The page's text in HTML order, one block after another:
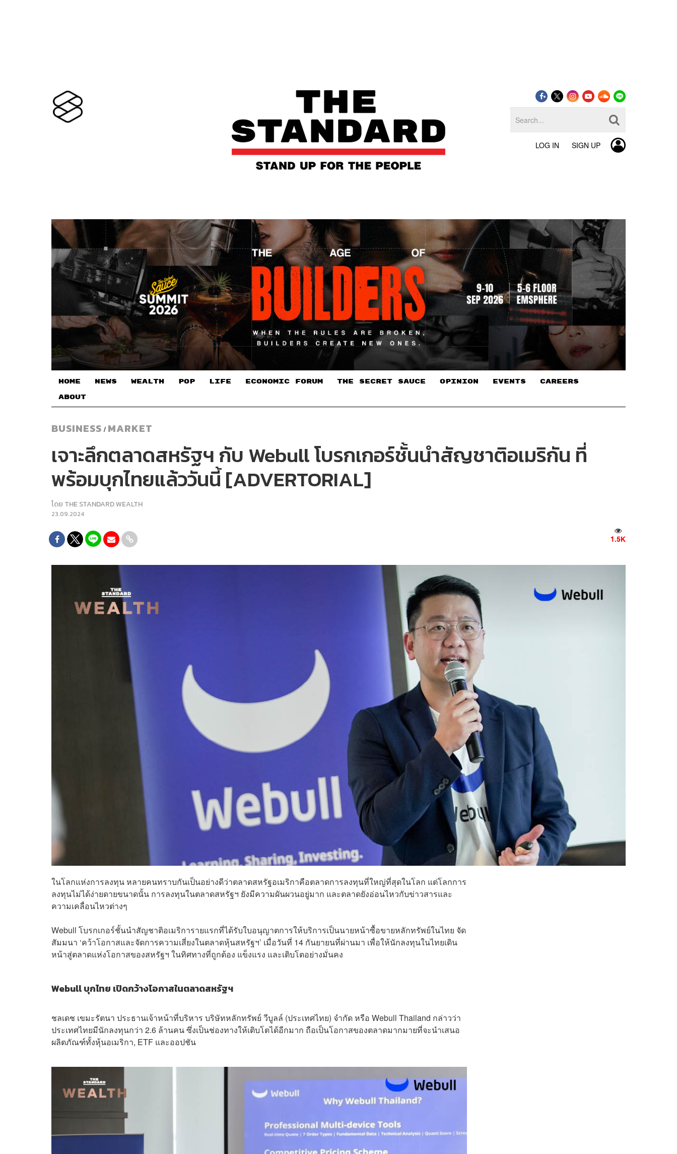
LOG IN SIGN UP
HOME NEWS WEALTH POP LIFE ECONOMIC FORUM THE SECRET SAUCE​ OPINION EVENTS CAREERS
ABOUT
BUSINESS / MARKET
เจาะลึกตลาดสหรัฐฯ กับ Webull โบรกเกอร์ชั้นนำสัญชาติอเมริกัน ที่
พร้อมบุกไทยแล้ววันนี้ [ADVERTORIAL]
โดย THE STANDARD WEALTH
23.09.2024
1.5K
ในโลกแห่งการลงทุน หลายคนทราบกันเป็นอย่างดีว่าตลาดสหรัฐอเมริกาคือตลาดการลงทุนที่ใหญ่ที่สุดในโลก แต่โลกการ
ลงทุนไม่ได้ง่ายดายขนาดนั้น การลงทุนในตลาดสหรัฐฯ ยังมีความผันผวนอยู่มาก และตลาดยังอ่อนไหวกับข่าวสารและ
ความเคลื่อนไหวต่างๆ
Webull โบรกเกอร์ชั้นนำสัญชาติอเมริการายแรกที่ได้รับใบอนุญาตการให้บริการเป็นนายหน้าซื้อขายหลักทรัพย์ในไทย จัด
สัมมนา ‘คว้าโอกาสและจัดการความเสี่ยงในตลาดหุ้นสหรัฐฯ’ เมื่อวันที่ 14 กันยายนที่ผ่านมา เพื่อให้นักลงทุนในไทยเดิน
หน้าสู่ตลาดแห่งโอกาสของสหรัฐฯ ในทิศทางที่ถูกต้อง แข็งแรง และเติบโตอย่างมั่นคง
Webull บุกไทย เปิดกว้างโอกาสในตลาดสหรัฐฯ
ชลเดช เขมะรัตนา ประธานเจ้าหน้าที่บริหาร บริษัทหลักทรัพย์ วีบูลล์ (ประเทศไทย) จำกัด หรือ Webull Thailand กล่าวว่า
ประเทศไทยมีนักลงทุนกว่า 2.6 ล้านคน ซึ่งเป็นช่องทางให้เติบโตได้อีกมาก ถือเป็นโอกาสของตลาดมากมายที่จะนำเสนอ
ผลิตภัณฑ์ทั้งหุ้นอเมริกา, ETF และออปชัน